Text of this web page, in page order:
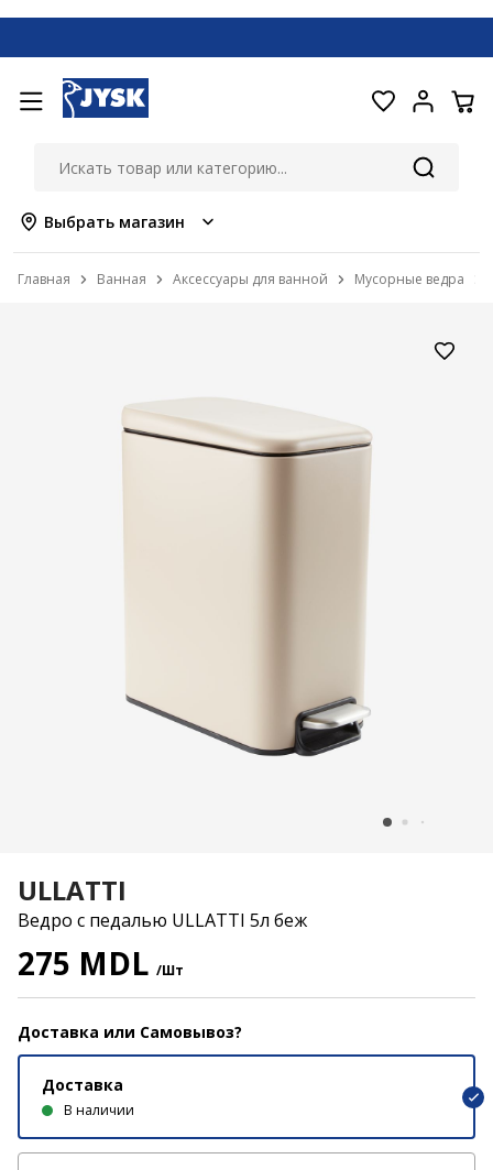
Выбрать магазин
Главная Ванная Аксессуары для ванной Мусорные ведра
ULLATTI
Ведро с педалью ULLATTI 5л беж
275 MDL /Шт
Доставка или Самовывоз?
Доставка
В наличии